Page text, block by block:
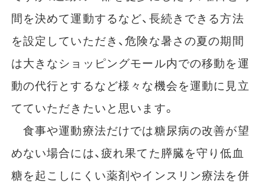
間を決めて運動するなど、長続きできる方法
を設定していただき、危険な暑さの夏の期間
は大きなショッピングモール内での移動を運
動の代行とするなど様々な機会を運動に見立
てていただきたいと思います。
食事や運動療法だけでは糖尿病の改善が望
めない場合には、疲れ果てた膵臓を守り低血
糖を起こしにくい薬剤やインスリン療法を併